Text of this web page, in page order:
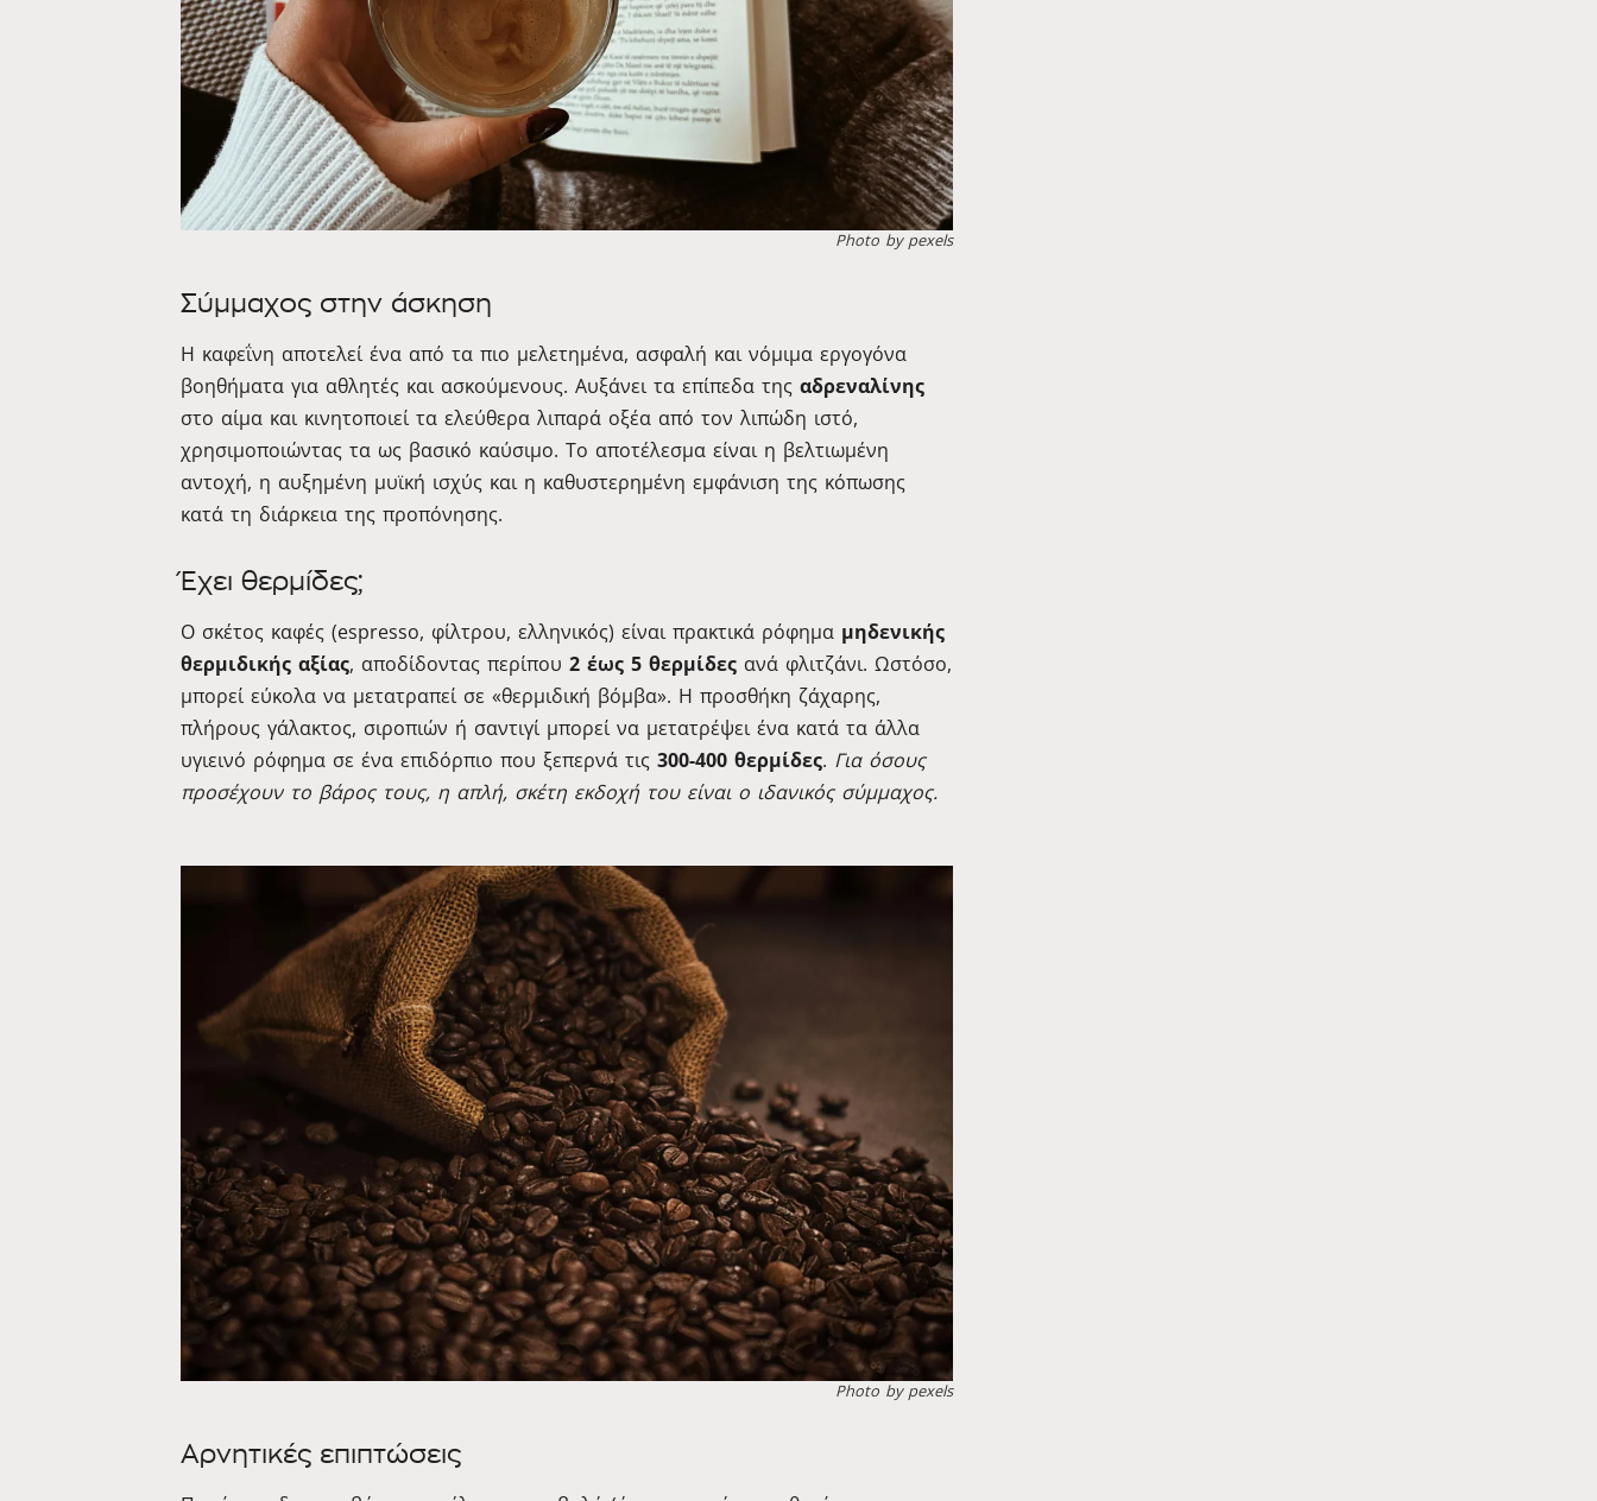
Photo by pexels
Σύμμαχος στην άσκηση
Η καφεΐνη αποτελεί ένα από τα πιο μελετημένα, ασφαλή και νόμιμα εργογόνα
βοηθήματα για αθλητές και ασκούμενους. Αυξάνει τα επίπεδα της αδρεναλίνης
στο αίμα και κινητοποιεί τα ελεύθερα λιπαρά οξέα από τον λιπώδη ιστό,
χρησιμοποιώντας τα ως βασικό καύσιμο. Το αποτέλεσμα είναι η βελτιωμένη
αντοχή, η αυξημένη μυϊκή ισχύς και η καθυστερημένη εμφάνιση της κόπωσης
κατά τη διάρκεια της προπόνησης.
Έχει θερμίδες;
Ο σκέτος καφές (espresso, φίλτρου, ελληνικός) είναι πρακτικά ρόφημα μηδενικής
θερμιδικής αξίας, αποδίδοντας περίπου 2 έως 5 θερμίδες ανά φλιτζάνι. Ωστόσο,
μπορεί εύκολα να μετατραπεί σε «θερμιδική βόμβα». Η προσθήκη ζάχαρης,
πλήρους γάλακτος, σιροπιών ή σαντιγί μπορεί να μετατρέψει ένα κατά τα άλλα
υγιεινό ρόφημα σε ένα επιδόρπιο που ξεπερνά τις 300-400 θερμίδες. Για όσους
προσέχουν το βάρος τους, η απλή, σκέτη εκδοχή του είναι ο ιδανικός σύμμαχος.
Photo by pexels
Αρνητικές επιπτώσεις